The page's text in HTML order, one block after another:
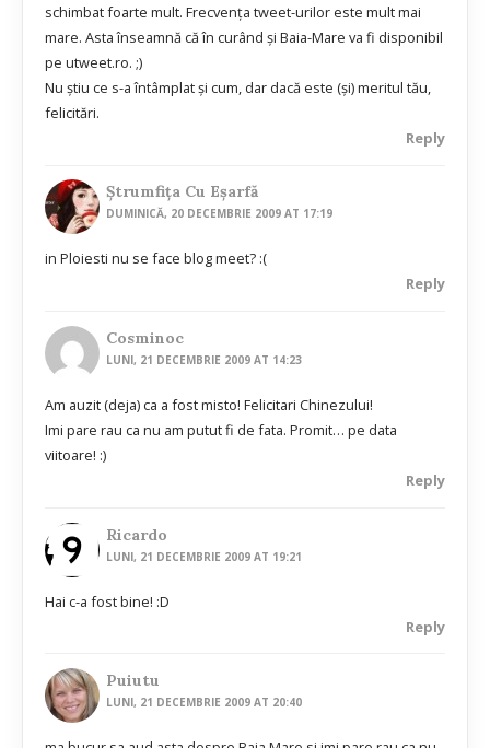
schimbat foarte mult. Frecvenţa tweet-urilor este mult mai
mare. Asta înseamnă că în curând şi Baia-Mare va fi disponibil
pe utweet.ro. ;)
Nu ştiu ce s-a întâmplat şi cum, dar dacă este (şi) meritul tău,
felicitări.
Reply
Ştrumfiţa Cu Eşarfă
DUMINICĂ, 20 DECEMBRIE 2009 AT 17:19
in Ploiesti nu se face blog meet? :(
Reply
Cosminoc
LUNI, 21 DECEMBRIE 2009 AT 14:23
Am auzit (deja) ca a fost misto! Felicitari Chinezului!
Imi pare rau ca nu am putut fi de fata. Promit… pe data
viitoare! :)
Reply
Ricardo
LUNI, 21 DECEMBRIE 2009 AT 19:21
Hai c-a fost bine! :D
Reply
Puiutu
LUNI, 21 DECEMBRIE 2009 AT 20:40